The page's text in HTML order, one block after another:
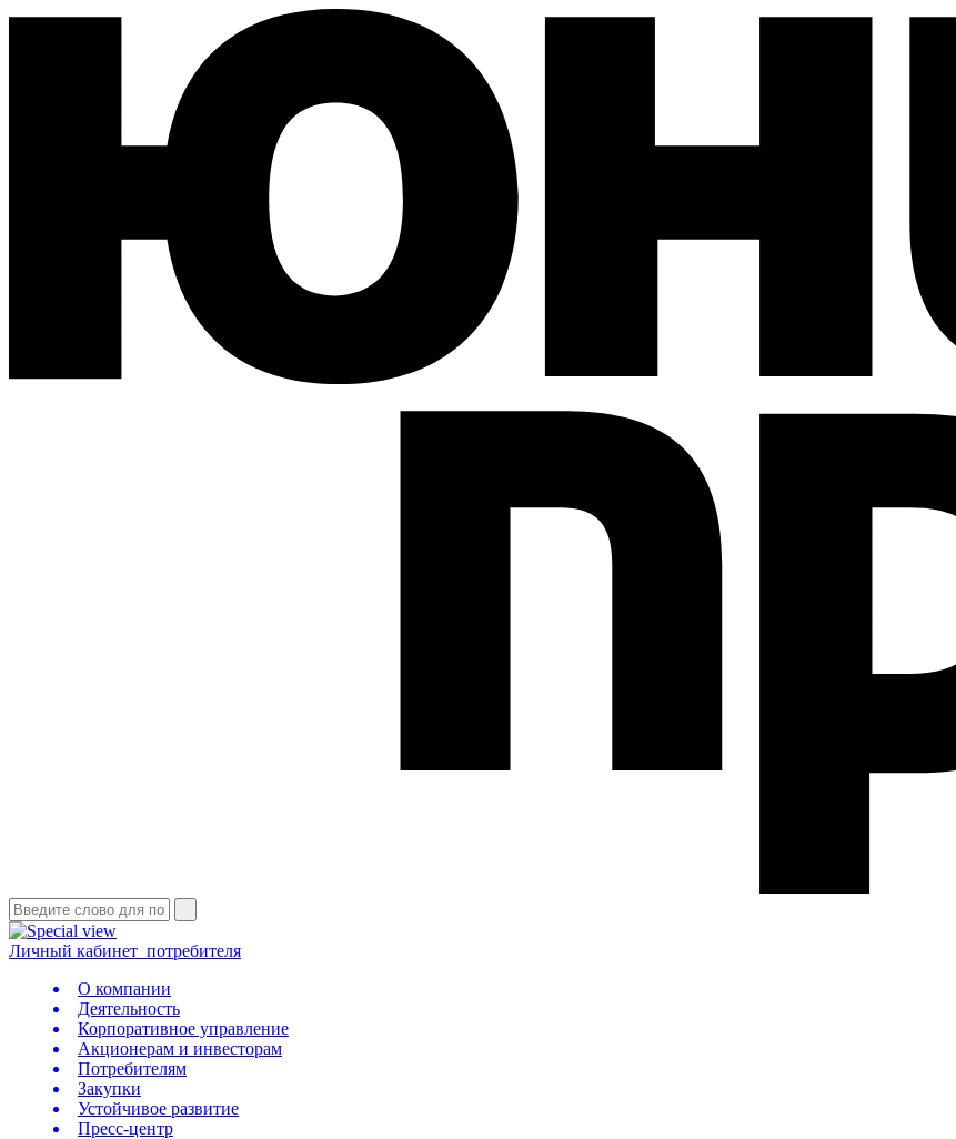
Личный кабинет потребителя
О компании
Деятельность
Корпоративное управление
Акционерам и инвесторам
Потребителям
Закупки
Устойчивое развитие
Пресс-центр